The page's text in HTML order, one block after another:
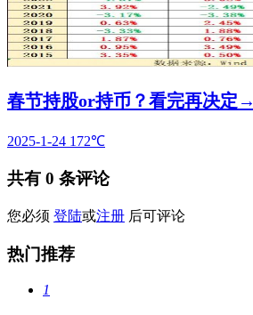
春节持股or持币？看完再决定→
2025-1-24 172℃
共有 0 条评论
您必须 登陆或注册 后可评论
热门推荐
1